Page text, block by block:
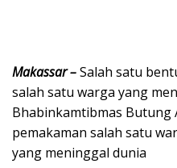
Makassar –Salah satu
salah satu warga yang
Bhabinkamtibmas Butung
pemakaman salah satu
yang meninggal dunia